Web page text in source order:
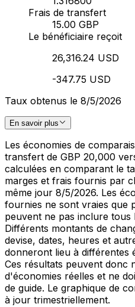
Frais de transfert
15.00 GBP
Le bénéficiaire reçoit
26,316.24 USD
-347.75 USD
Taux obtenus le 8/5/2026
En savoir plus
Les économies de
transfert de GBP 20,000
calculées en comparant le
marges et frais fournis par
même jour 8/5/2026. Les
fournies ne sont vraies que
peuvent ne pas inclure tous
Différents montants de
devise, dates, heures et
donneront lieu à différentes
Ces résultats peuvent donc
d'économies réelles et ne
de guide. Le graphique de
à jour trimestriellement.